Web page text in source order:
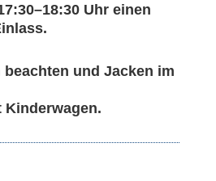
Uhreinen
und Jacken im
Kin­der­wa­gen.